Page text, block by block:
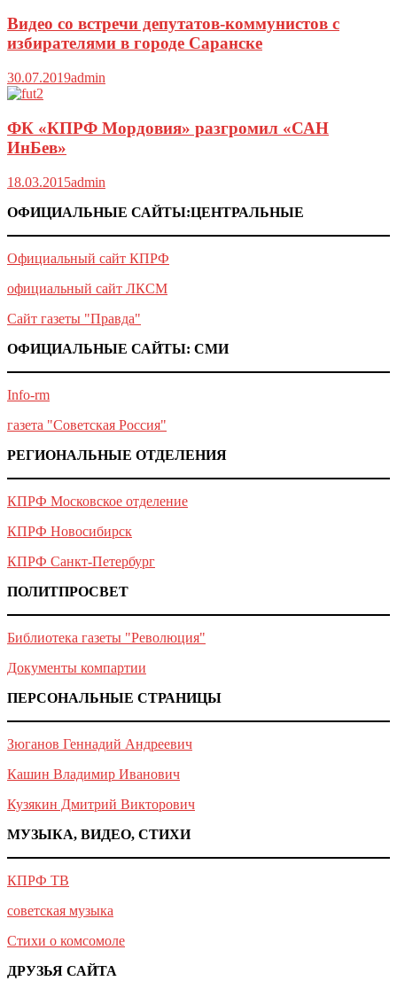
Видео со встречи депутатов-коммунистов с
избирателями в городе Саранске
30.07.2019admin
ФК «КПРФ Мордовия» разгромил «САН
ИнБев»
18.03.2015admin
ОФИЦИАЛЬНЫЕ САЙТЫ:ЦЕНТРАЛЬНЫЕ
Официальный сайт КПРФ
официальный сайт ЛКСМ
Сайт газеты "Правда"
ОФИЦИАЛЬНЫЕ САЙТЫ: СМИ
Info-rm
газета "Советская Россия"
РЕГИОНАЛЬНЫЕ ОТДЕЛЕНИЯ
КПРФ Московское отделение
КПРФ Новосибирск
КПРФ Санкт-Петербург
ПОЛИТПРОСВЕТ
Библиотека газеты "Революция"
Документы компартии
ПЕРСОНАЛЬНЫЕ СТРАНИЦЫ
Зюганов Геннадий Андреевич
Кашин Владимир Иванович
Кузякин Дмитрий Викторович
МУЗЫКА, ВИДЕО, СТИХИ
КПРФ ТВ
советская музыка
Стихи о комсомоле
ДРУЗЬЯ САЙТА